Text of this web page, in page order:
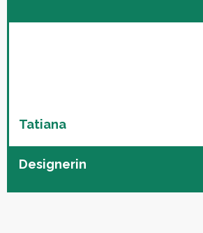
Tatiana
Designerin